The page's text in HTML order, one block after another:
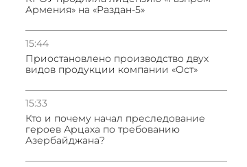
Армения» на «Раздан-5»
15:44
Приостановлено производство двух
видов продукции компании «Ост»
15:33
Кто и почему начал преследование
героев Арцаха по требованию
Азербайджана?